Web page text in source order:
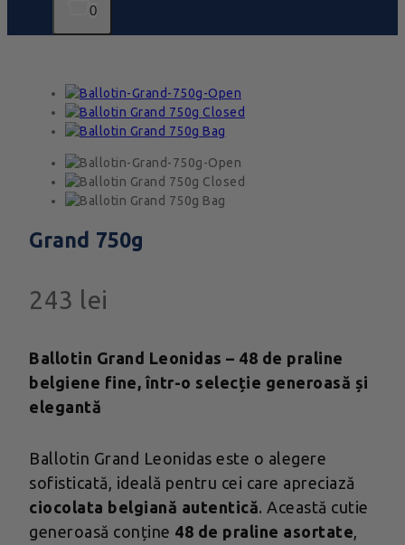
0
Grand 750g
243 lei
Ballotin Grand Leonidas – 48 de praline
belgiene fine, într-o selecție generoasă și
elegantă
Ballotin Grand Leonidas este o alegere
sofisticată, ideală pentru cei care apreciază
ciocolata belgiană autentică. Această cutie
generoasă conține 48 de praline asortate